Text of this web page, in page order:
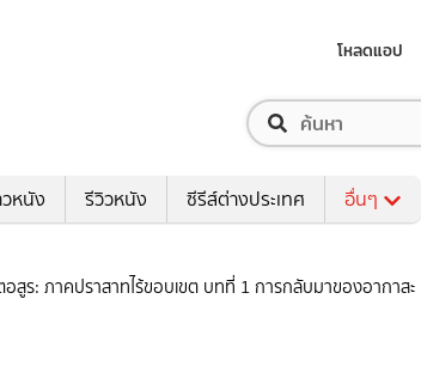
โหลดแอป
หนัง รีวิวหนัง ซีรีส์ต่างประเทศ อื่นๆ
สูร: ภาคปราสาทไร้ขอบเขต บทที่ 1 การกลับมาของอากาสะ